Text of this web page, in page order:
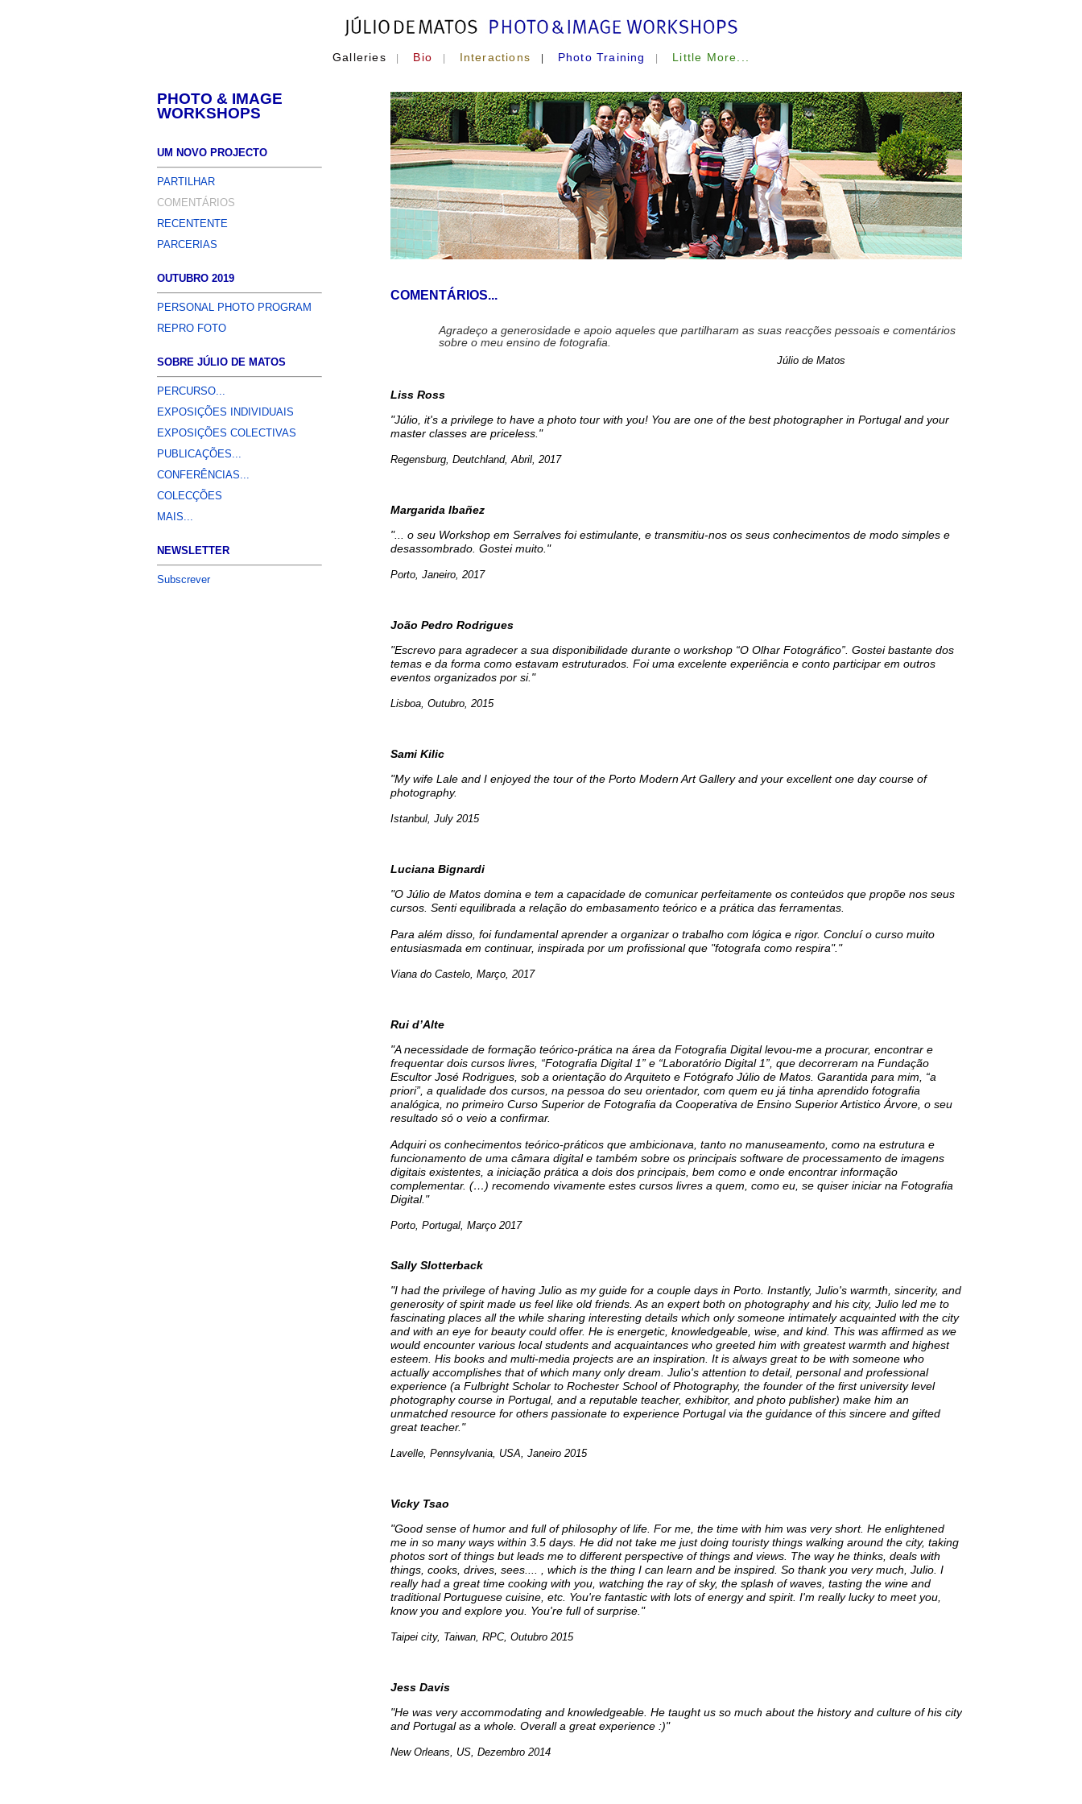
Galleries Bio Interactions Photo Training Little More...
PHOTO & IMAGE
WORKSHOPS
UM NOVO PROJECTO
PARTILHAR
COMENTÁRIOS
RECENTENTE
PARCERIAS
OUTUBRO 2019
PERSONAL PHOTO PROGRAM
REPRO FOTO
SOBRE JÚLIO DE MATOS
PERCURSO...
EXPOSIÇÕES INDIVIDUAIS
EXPOSIÇÕES COLECTIVAS
PUBLICAÇÕES...
CONFERÊNCIAS...
COLECÇÕES
MAIS...
NEWSLETTER
Subscrever
COMENTÁRIOS...
Agradeço a generosidade e apoio aqueles que partilharam as suas reacções pessoais e comentários
sobre o meu ensino de fotografia.
Júlio de Matos
Liss Ross
"Júlio, it's a privilege to have a photo tour with you! You are one of the best photographer in Portugal and your
master classes are priceless."
Regensburg, Deutchland, Abril, 2017
Margarida Ibañez
"... o seu Workshop em Serralves foi estimulante, e transmitiu-nos os seus conhecimentos de modo simples e
desassombrado. Gostei muito."
Porto, Janeiro, 2017
João Pedro Rodrigues
"Escrevo para agradecer a sua disponibilidade durante o workshop “O Olhar Fotográfico”. Gostei bastante dos
temas e da forma como estavam estruturados. Foi uma excelente experiência e conto participar em outros
eventos organizados por si."
Lisboa, Outubro, 2015
Sami Kilic
"My wife Lale and I enjoyed the tour of the Porto Modern Art Gallery and your excellent one day course of
photography.
Istanbul, July 2015
Luciana Bignardi
"O Júlio de Matos domina e tem a capacidade de comunicar perfeitamente os conteúdos que propõe nos seus
cursos. Senti equilibrada a relação do embasamento teórico e a prática das ferramentas.
Para além disso, foi fundamental aprender a organizar o trabalho com lógica e rigor. Concluí o curso muito
entusiasmada em continuar, inspirada por um profissional que "fotografa como respira"."
Viana do Castelo, Março, 2017
Rui d’Alte
"A necessidade de formação teórico-prática na área da Fotografia Digital levou-me a procurar, encontrar e
frequentar dois cursos livres, “Fotografia Digital 1” e “Laboratório Digital 1”, que decorreram na Fundação
Escultor José Rodrigues, sob a orientação do Arquiteto e Fotógrafo Júlio de Matos. Garantida para mim, “a
priori”, a qualidade dos cursos, na pessoa do seu orientador, com quem eu já tinha aprendido fotografia
analógica, no primeiro Curso Superior de Fotografia da Cooperativa de Ensino Superior Artistico Árvore, o seu
resultado só o veio a confirmar.
Adquiri os conhecimentos teórico-práticos que ambicionava, tanto no manuseamento, como na estrutura e
funcionamento de uma câmara digital e também sobre os principais software de processamento de imagens
digitais existentes, a iniciação prática a dois dos principais, bem como e onde encontrar informação
complementar. (…) recomendo vivamente estes cursos livres a quem, como eu, se quiser iniciar na Fotografia
Digital."
Porto, Portugal, Março 2017
Sally Slotterback
"I had the privilege of having Julio as my guide for a couple days in Porto. Instantly, Julio's warmth, sincerity, and
generosity of spirit made us feel like old friends. As an expert both on photography and his city, Julio led me to
fascinating places all the while sharing interesting details which only someone intimately acquainted with the city
and with an eye for beauty could offer. He is energetic, knowledgeable, wise, and kind. This was affirmed as we
would encounter various local students and acquaintances who greeted him with greatest warmth and highest
esteem. His books and multi-media projects are an inspiration. It is always great to be with someone who
actually accomplishes that of which many only dream. Julio's attention to detail, personal and professional
experience (a Fulbright Scholar to Rochester School of Photography, the founder of the first university level
photography course in Portugal, and a reputable teacher, exhibitor, and photo publisher) make him an
unmatched resource for others passionate to experience Portugal via the guidance of this sincere and gifted
great teacher."
Lavelle, Pennsylvania, USA, Janeiro 2015
Vicky Tsao
"Good sense of humor and full of philosophy of life. For me, the time with him was very short. He enlightened
me in so many ways within 3.5 days. He did not take me just doing touristy things walking around the city, taking
photos sort of things but leads me to different perspective of things and views. The way he thinks, deals with
things, cooks, drives, sees.... , which is the thing I can learn and be inspired. So thank you very much, Julio. I
really had a great time cooking with you, watching the ray of sky, the splash of waves, tasting the wine and
traditional Portuguese cuisine, etc. You're fantastic with lots of energy and spirit. I'm really lucky to meet you,
know you and explore you. You're full of surprise."
Taipei city, Taiwan, RPC, Outubro 2015
Jess Davis
"He was very accommodating and knowledgeable. He taught us so much about the history and culture of his city
and Portugal as a whole. Overall a great experience :)"
New Orleans, US, Dezembro 2014